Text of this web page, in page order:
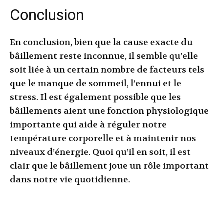
Conclusion
En conclusion, bien que la cause exacte du
bâillement reste inconnue, il semble qu’elle
soit liée à un certain nombre de facteurs tels
que le manque de sommeil, l’ennui et le
stress. Il est également possible que les
bâillements aient une fonction physiologique
importante qui aide à réguler notre
température corporelle et à maintenir nos
niveaux d’énergie. Quoi qu’il en soit, il est
clair que le bâillement joue un rôle important
dans notre vie quotidienne.